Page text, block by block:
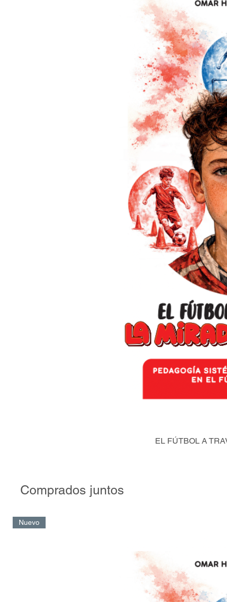
EL FÚTBOL A
Comprados juntos
Nuevo